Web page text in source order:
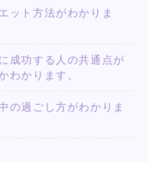
ット方法がわかりま
成功する人の共通点が
わかります。
の過ごし方がわかりま